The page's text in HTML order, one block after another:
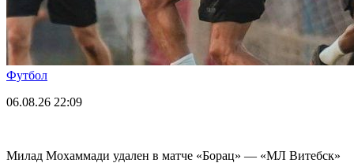
Футбол
06.08.26 22:09
Милад Мохаммади удален в матче «Борац» — «МЛ Витебск»